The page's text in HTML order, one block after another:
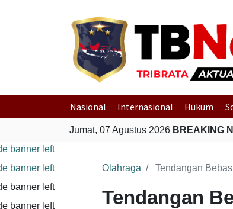
Nasional Internasional Hukum
Jumat, 07 Agustus 2026 BREAKING
Olahraga Tendangan
Tendangan